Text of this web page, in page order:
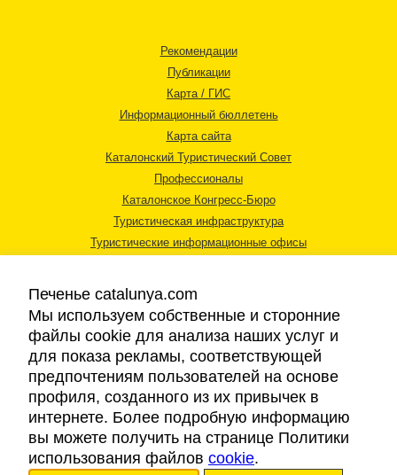
Рекомендации
Публикации
Карта / ГИС
Информационный бюллетень
Карта сайта
Каталонский Туристический Совет
Профессионалы
Каталонское Конгресс-Бюро
Туристическая инфраструктура
Туристические информационные офисы
Правовая информация
Cookies
Доступность
Печенье catalunya.com
Мы используем собственные и сторонние
файлы cookie для анализа наших услуг и
для показа рекламы, соответствующей
предпочтениям пользователей на основе
профиля, созданного из их привычек в
интернете. Более подробную информацию
вы можете получить на странице Политики
использования файлов cookie.